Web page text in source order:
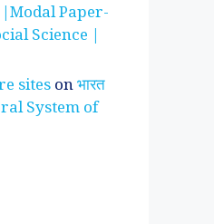
Paper-
Science |
sites onभारत
System of